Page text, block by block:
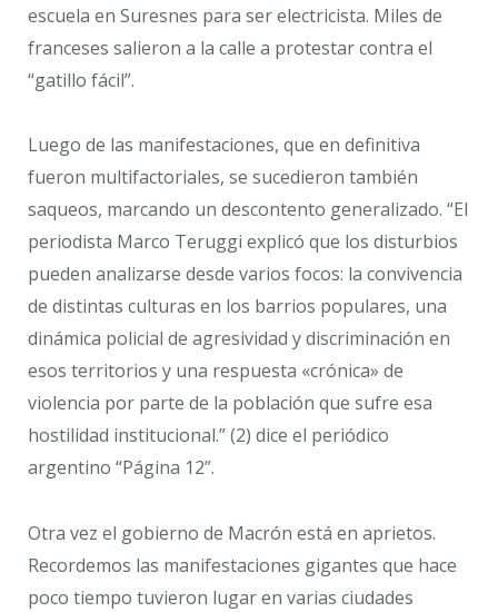
escuela en Suresnes para ser electricista. Miles de
franceses salieron a la calle a protestar contra el
“gatillo fácil”.
Luego de las manifestaciones, que en definitiva
fueron multifactoriales, se sucedieron también
saqueos, marcando un descontento generalizado. “El
periodista Marco Teruggi explicó que los disturbios
pueden analizarse desde varios focos: la convivencia
de distintas culturas en los barrios populares, una
dinámica policial de agresividad y discriminación en
esos territorios y una respuesta «crónica» de
violencia por parte de la población que sufre esa
hostilidad institucional.” (2) dice el periódico
argentino “Página 12”.
Otra vez el gobierno de Macrón está en aprietos.
Recordemos las manifestaciones gigantes que hace
poco tiempo tuvieron lugar en varias ciudades